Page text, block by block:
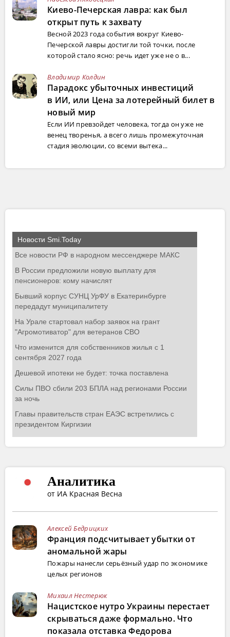
Киево-Печерская лавра: как был
открыт путь к захвату
Весной 2023 года события вокруг Киево-
Печерской лавры достигли той точки, после
которой стало ясно: речь идет уже не о в...
Владимир Колдин
Парадокс убыточных инвестиций
в ИИ, или Цена за лотерейный билет в
новый мир
Если ИИ превзойдет человека, тогда он уже не
венец творенья, а всего лишь промежуточная
стадия эволюции, со всеми вытека...
Аналитика
от ИА Красная Весна
Алексей Бедрицких
Франция подсчитывает убытки от
аномальной жары
Пожары нанесли серьёзный удар по экономике
целых регионов
Михаил Нестерюк
Нацистское нутро Украины перестает
скрываться даже формально. Что
показала отставка Федорова